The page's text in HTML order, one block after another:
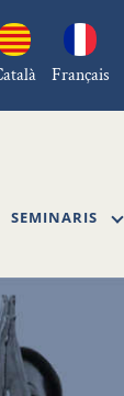
Français
SEMINARIS